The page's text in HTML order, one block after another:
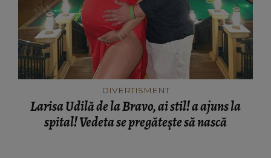
DIVERTISMENT
Larisa Udilă de la Bravo, ai stil! a ajuns la
spital! Vedeta se pregătește să nască